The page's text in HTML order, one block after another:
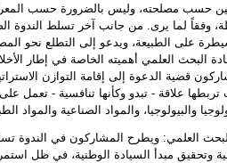
حسب مصلحته، وليس بالضرورة حسب
وفقاً لما يرى. من جانب آخر تسلط الندوة
على الطبيعة، ويدعو إلى التطلع نحو
البحث العلمي أهميته الخاصة في إطار
قضية الدعوة إلى إقامة التوازن
علاقة - تبدو وكأنها تنافسية - تعمل
والبيولوجيا، والمواد الصناعية والمواد
العلمي: ويطرح المشاركون في الندوة
وتحقيق مبدأ السيادة الوطنية، في ظل